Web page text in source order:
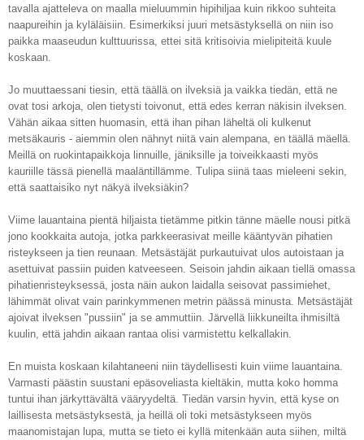
tavalla ajatteleva on maalla mieluummin hipihiljaa kuin rikkoo suhteita
naapureihin ja kyläläisiin. Esimerkiksi juuri metsästyksellä on niin iso
paikka maaseudun kulttuurissa, ettei sitä kritisoivia mielipiteitä kuule
koskaan.
Jo muuttaessani tiesin, että täällä on ilveksiä ja vaikka tiedän, että ne
ovat tosi arkoja, olen tietysti toivonut, että edes kerran näkisin ilveksen.
Vähän aikaa sitten huomasin, että ihan pihan läheltä oli kulkenut
metsäkauris - aiemmin olen nähnyt niitä vain alempana, en täällä mäellä.
Meillä on ruokintapaikkoja linnuille, jäniksille ja toiveikkaasti myös
kauriille tässä pienellä maaläntillämme. Tulipa siinä taas mieleeni sekin,
että saattaisiko nyt näkyä ilveksiäkin?
Viime lauantaina pientä hiljaista tietämme pitkin tänne mäelle nousi pitkä
jono kookkaita autoja, jotka parkkeerasivat meille kääntyvän pihatien
risteykseen ja tien reunaan. Metsästäjät purkautuivat ulos autoistaan ja
asettuivat passiin puiden katveeseen. Seisoin jahdin aikaan tiellä omassa
pihatienristeyksessä, josta näin aukon laidalla seisovat passimiehet,
lähimmät olivat vain parinkymmenen metrin päässä minusta. Metsästäjät
ajoivat ilveksen "pussiin" ja se ammuttiin. Järvellä liikkuneilta ihmisiltä
kuulin, että jahdin aikaan rantaa olisi varmistettu kelkallakin.
En muista koskaan kilahtaneeni niin täydellisesti kuin viime lauantaina.
Varmasti päästin suustani epäsoveliasta kieltäkin, mutta koko homma
tuntui ihan järkyttävältä vääryydeltä. Tiedän varsin hyvin, että kyse on
laillisesta metsästyksestä, ja heillä oli toki metsästykseen myös
maanomistajan lupa, mutta se tieto ei kyllä mitenkään auta siihen, miltä